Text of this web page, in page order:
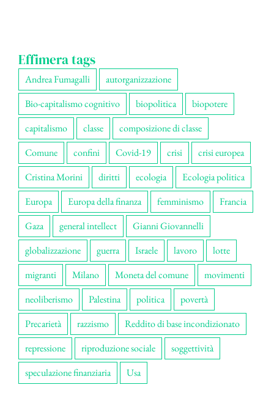
Effimera tags
Andrea Fumagalli
autorganizzazione
Bio-capitalismo cognitivo
biopolitica
biopotere
capitalismo
classe
composizione di classe
Comune
confini Covid-19 crisi
crisi europea
Cristina Morini
diritti ecologia
Ecologia politica
Europa
Europa della finanza femminismo
Francia
Gaza
general intellect
Gianni Giovannelli
globalizzazione
guerra Israele lavoro
lotte
migranti
Milano Moneta del comune
movimenti
neoliberismo
Palestina politica
povertà
Precarietà
razzismo
Reddito di base incondizionato
repressione
riproduzione sociale
soggettività
speculazione finanziaria
Usa